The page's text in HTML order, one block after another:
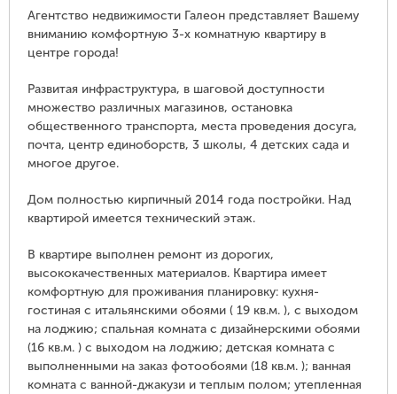
Агентство недвижимости Галеон представляет Вашему
вниманию комфортную 3-х комнатную квартиру в
центре города!
Развитая инфраструктура, в шаговой доступности
множество различных магазинов, остановка
общественного транспорта, места проведения досуга,
почта, центр единоборств, 3 школы, 4 детских сада и
многое другое.
Дом полностью кирпичный 2014 года постройки. Над
квартирой имеется технический этаж.
В квартире выполнен ремонт из дорогих,
высококачественных материалов. Квартира имеет
комфортную для проживания планировку: кухня-
гостиная с итальянскими обоями ( 19 кв.м. ), с выходом
на лоджию; спальная комната с дизайнерскими обоями
(16 кв.м. ) с выходом на лоджию; детская комната с
выполненными на заказ фотообоями (18 кв.м. ); ванная
комната с ванной-джакузи и теплым полом; утепленная